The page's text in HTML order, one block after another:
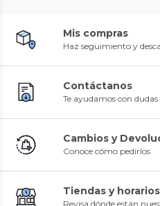
Mis compras
Haz seguimiento y
Contáctanos
Te ayudamos con
Cambios y
Conoce cómo pedirlos
Tiendas y horarios
Revisa dónde están